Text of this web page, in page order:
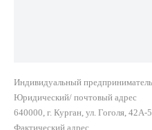
Индивидуальный
Юридический/ почтовый адрес
640000, г. Курган, ул. Гоголя, 42А-
Фактический адрес